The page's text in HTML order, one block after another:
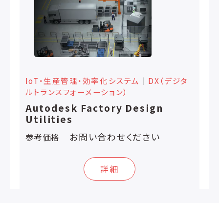
IoT・生産管理・効率化システム │ DX（デジタ
ルトランスフォーメーション）
Autodesk Factory Design
Utilities
参考価格 お問い合わせください
詳細